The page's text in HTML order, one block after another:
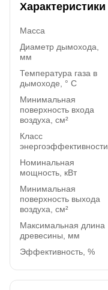
Характеристики
Масса
Диаметр дымохода,
мм
Температура газа в
дымоходе, ° C
Минимальная
поверхность входа
воздуха, cм²
Класс
энергоэффективности
Номинальная
мощность, кВт
Минимальная
поверхность выхода
воздуха, cм²
Максимальная длина
древесины, мм
Эффективность, %